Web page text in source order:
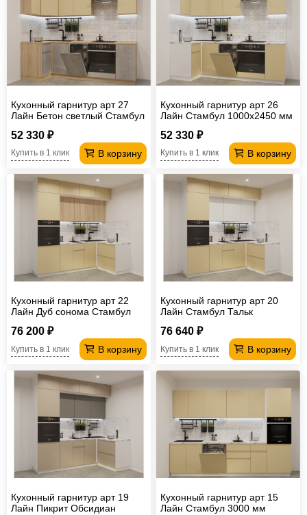
Кухонный гарнитур арт 27
Лайн Бетон светлый Стамбул
52 330 ₽
В корзину
Купить в 1 клик
Кухонный гарнитур арт 26
Лайн Стамбул 1000х2450 мм
52 330 ₽
В корзину
Купить в 1 клик
Кухонный гарнитур арт 22
Лайн Дуб сонома Стамбул
76 200 ₽
В корзину
Купить в 1 клик
Кухонный гарнитур арт 20
Лайн Стамбул Тальк
76 640 ₽
В корзину
Купить в 1 клик
Кухонный гарнитур арт 19
Лайн Пикрит Обсидиан
Кухонный гарнитур арт 15
Лайн Стамбул 3000 мм